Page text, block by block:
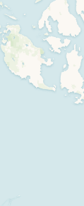
leafletJS files are